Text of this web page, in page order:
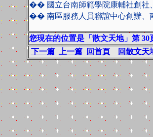
�� 國立台南師範學院康輔社創社
�� 南區服務人員聯誼中心創辦、
您現在的位置是「散文天地」第 30
下一篇
上一篇 回首頁 回散文天